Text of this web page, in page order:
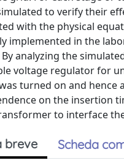
to verify their
with the physical
implemented in the
analyzing the
voltage regulator for
turned on and
on the insertion
to interface
breve Scheda